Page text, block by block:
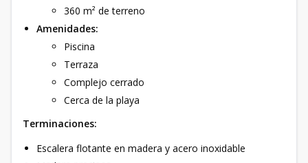
360 m² de terreno ​
Amenidades:
Piscina
Terraza
Complejo cerrado ​
Cerca de la playa ​
Terminaciones:
Escalera flotante en madera y acero inoxidable ​